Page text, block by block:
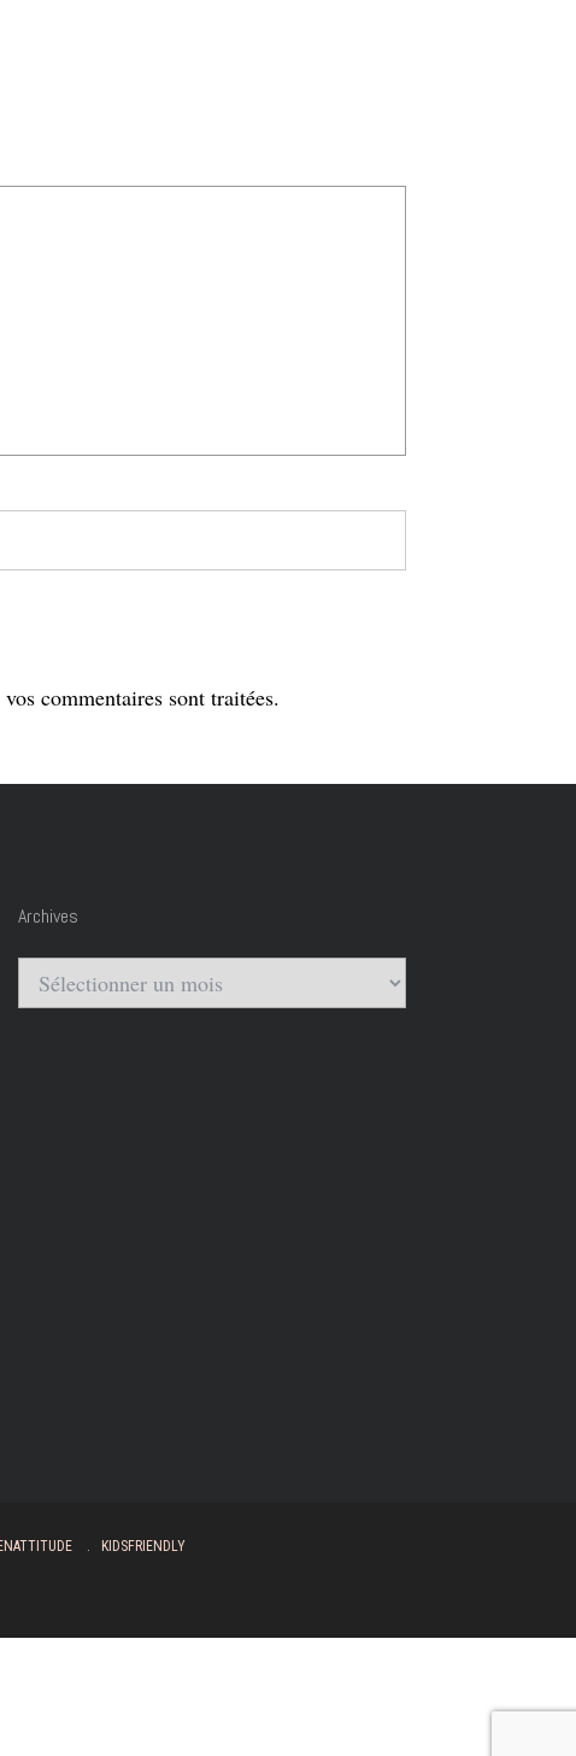
commentaires sont traitées.
Archives
Archives
KIDSFRIENDLY